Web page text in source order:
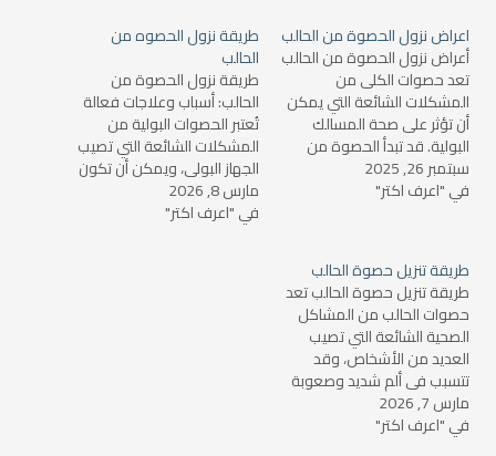
اعراض نزول الحصوة من الحالب
أعراض نزول الحصوة من الحالب
تعد حصوات الكلى من
المشكلات الشائعة التي يمكن
أن تؤثر على صحة المسالك
البولية. قد تبدأ الحصوة من
الكلى وتنتقل إلى الحالب، وهو
الأنبوب الذي ينقل البول من
تكون…
سبتمبر 26, 2025
في "اعرف اكتر"
طريقة نزول الحصوه من
الحالب
طريقة نزول الحصوة من
الحالب: أسباب وعلاجات فعالة
تُعتبر الحصوات البولية من
المشكلات الشائعة التي تصيب
الجهاز البولي، ويمكن أن تكون
مؤلمة للغاية، خاصة عندما تبدأ
في التحرك عبر الحالب (الأنبوب
مارس 8, 2026
في "اعرف اكتر"
طريقة تنزيل حصوة الحالب
طريقة تنزيل حصوة الحالب تعد
حصوات الحالب من المشاكل
الصحية الشائعة التي تصيب
العديد من الأشخاص، وقد
تتسبب في ألم شديد وصعوبة
في التبول. في حال كنت تعاني
من حصوة في الحالب، فإنه من
مارس 7, 2026
في "اعرف اكتر"